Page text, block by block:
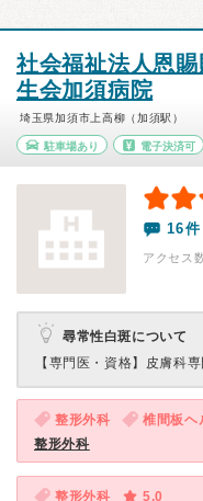
社会福祉法人恩
生会加須病院
埼玉県加須市上高柳（加須駅）
駐車場あり 電子決済可
16件
アクセス
尋常性白斑について
【専門医・資格】 皮膚科
整形外科 椎間板ヘ
整形外科
整形外科
5.0